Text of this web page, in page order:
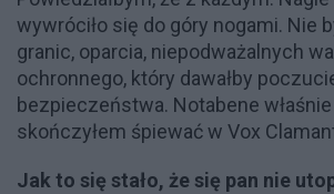
wywróciło się do góry nogami. Nie
granic, oparcia, niepodważalnych
ochronnego, który dawałby
bezpieczeństwa. Notabene
skończyłem śpiewać w Vox
Jak to się stało, że się pan nie